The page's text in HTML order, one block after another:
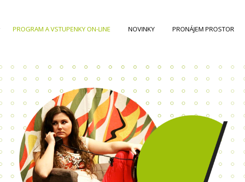
PROGRAM A VSTUPENKY ON-LINE NOVINKY PRONÁJEM PROSTOR